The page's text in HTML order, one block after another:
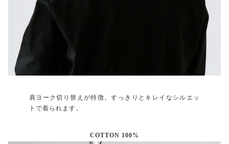
肩ヨーク切り替えが特徴。すっきりとキレイなシルエッ
トで着られます。
COTTON 100%